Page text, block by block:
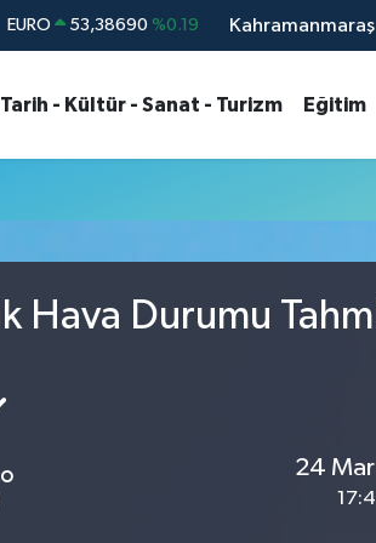
EURO 53,38690 %0.19
6862,09000 %0.19
BİST100 14.598,00 %0
Kahramanmaraş
Tarih - Kültür - Sanat - Turizm Eğitim
Hava Durumu
°
24